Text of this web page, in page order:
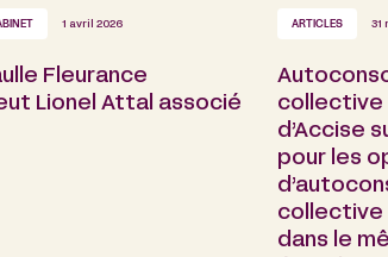
1 avril 2026
Fleurance
Lionel Attal associé
ARTICLES 31
collective
d’Accise
pour les
collective
dans le